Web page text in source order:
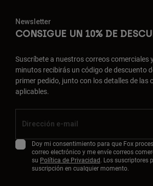
Newsletter
CONSIGUE UN 10% DE
Suscríbete a nuestros correos comerciales
minutos recibirás un código de descuento
primer pedido, junto con los detalles de las
aplicables.
Doy mi consentimiento para que Fox
correo electrónico y me envíe correos
su Política de Privacidad. Los suscriptores
suscripción en cualquier momento.